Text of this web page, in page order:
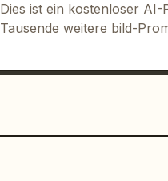
Dies ist ein kostenloser
Tausende weitere bild-